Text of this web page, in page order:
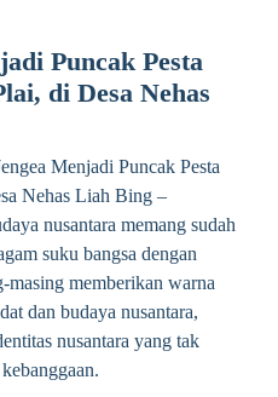
Puncak Pesta
di Desa Nehas
Menjadi Puncak Pesta
Nehas Liah Bing –
nusantara memang sudah
suku bangsa dengan
masing memberikan warna
dan budaya nusantara,
nusantara yang tak